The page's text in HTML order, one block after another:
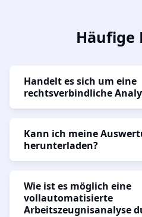
Häufige
Handelt es sich um eine
rechtsverbindliche
Kann ich meine
herunterladen?
Wie ist es möglich eine
vollautomatisierte
Arbeitszeugnisanalyse